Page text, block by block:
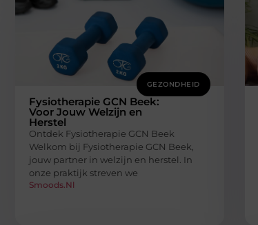
GEZONDHEID
Fysiotherapie GCN Beek:
Voor Jouw Welzijn en
Herstel
Ontdek Fysiotherapie GCN Beek
Welkom bij Fysiotherapie GCN Beek,
jouw partner in welzijn en herstel. In
onze praktijk streven we
Smoods.nl